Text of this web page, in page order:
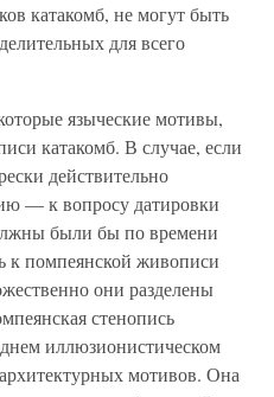
катакомб, не могут быть
для всего
языческие мотивы,
катакомб. В случае, если
действительно
— к вопросу датировки
были бы по времени
к помпеянской живописи
они разделены
стенопись
иллюзионистическом
мотивов. Она